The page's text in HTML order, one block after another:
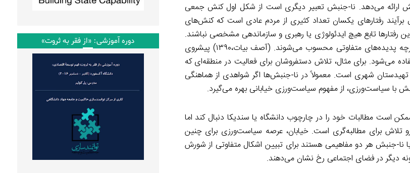
ارائه می‌دهد. نا-جنبش تعبیر دیگری است از شکل اول کنش جمعی
رفتارهای یکسان تعداد کثیری از مردم عادی است که کنش‌های
رفتارها تابع هیچ ایدئولوژی یا رهبری و سازماندهی مشخصی نباشند.
نا-جنبش‌های اجتماعی با جنبش‌های اجتماعی اشتراکات مهم و اساسی دارند، اگرچه پدیده‌های متفاوتی محسوب می‌شوند. (آصف بیات،۱۳۹۰) پیشروی
می‌شود. برای مثال، تلاش دستفروشان برای فعالیت در منطقه‌ای که
شهری است. معمولاً در نا-جنبش‌ها اگر شواهدی از هماهنگی
سیاست‌ورزی، از مفهوم سیاست‌ورزی خیابانی بهره می‌گیرد.
است مطالبات خود را در چارچوب دانشگاه یا سندیکا دنبال کند اما
تلاش برای مطالبه‌گری است. خیابان، عرصه سیاست‌ورزی برای چنین
جنبش هر دو مفاهیمی هستند برای تبیین اشکال متفاوتی از شورش
دیگر در فضای اجتماعی رخ نشان می‌دهند.
دوره آموزشی: «از فقر به ثروت»